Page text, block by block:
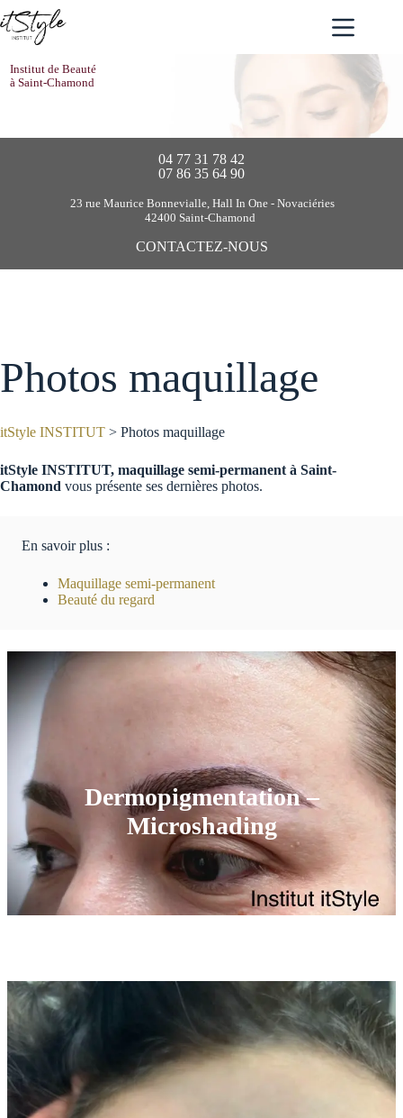
au
contenu
Institut de Beauté
à Saint-Chamond
04 77 31 78 42
07 86 35 64 90
23 rue Maurice Bonnevialle, Hall In One - Novaciéries
42400 Saint-Chamond
CONTACTEZ-NOUS
Photos maquillage
itStyle INSTITUT > Photos maquillage
itStyle INSTITUT, maquillage semi-permanent à Saint-
Chamond vous présente ses dernières photos.
En savoir plus :
Maquillage semi-permanent
Beauté du regard
Dermopigmentation –
Microshading